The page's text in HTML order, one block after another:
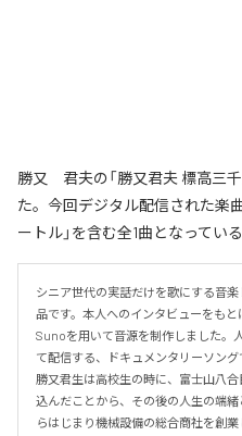
勝又 君夫の「勝又君夫 標高三
た。今回デジタル配信された楽
ートル」を含む全1曲となっている
シニア世代の実話だけを歌にする音楽
品です。本人へのインタビューをもと
Sunoを用いて音源を制作しました。
て配信する、ドキュメンタリーソング
勝又君生は高校生の時に、富士山八
込んだことから、その後の人生の端
らはじまり機械設備の総合商社を創